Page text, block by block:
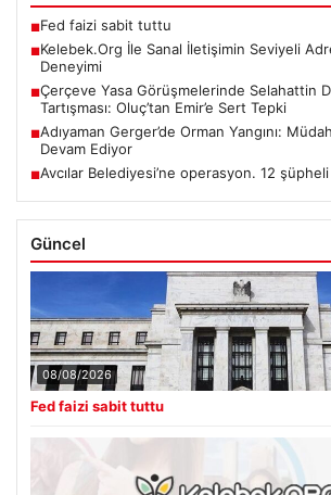
■Fed faizi sabit tuttu
■Kelebek.Org İle Sanal İletişimin Seviyeli
Deneyimi
■Çerçeve Yasa Görüşmelerinde Selahattin
Tartışması: Oluç’tan Emir’e Sert Tepki
■Adıyaman Gerger’de Orman Yangını:
Devam Ediyor
■Avcılar Belediyesi’ne operasyon. 12 şüpheli
Güncel
08/08/2026
Fed faizi sabit tuttu